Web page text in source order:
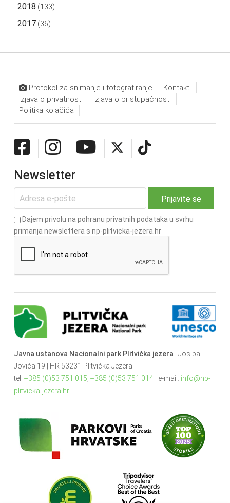
2018 (133)
2017(36)
Protokol za snimanje i fotografiranje
Kontakti
Izjava o privatnosti
Izjava o pristupačnosti
Politika kolačića
Newsletter
Dajem privolu na pohranu privatnih podataka u svrhu
primanja newslettera s np-plitvicka-jezera.hr
Javna ustanova Nacionalni park Plitvička jezera| Josipa
Jovića 19 | HR 53231 Plitvička Jezera
tel: +385 (0)53 751 015, +385 (0)53 751 014| e-mail: info@np-
plitvicka-jezera.hr